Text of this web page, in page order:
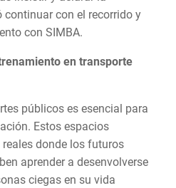
continuar con el recorrido y
con SIMBA.
en transporte
públicos es esencial para
Estos espacios
donde los futuros
aprender a desenvolverse
ciegas en su vida